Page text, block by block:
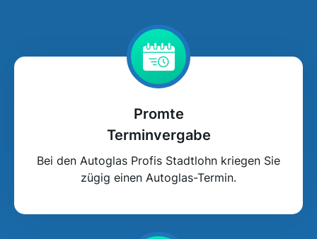
Promte
Terminvergabe
Bei den Autoglas Profis Stadtlohn kriegen Sie
zügig einen Autoglas-Termin.